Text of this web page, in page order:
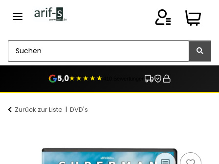
5,0★★★★★
Zurück zur Liste DVD's